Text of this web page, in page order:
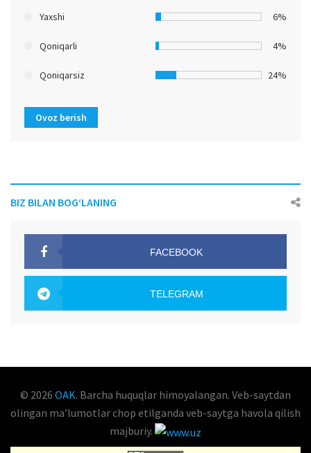
Yaxshi 6%
Qoniqarli 4%
Qoniqarsiz 24%
Ovoz berish
BIZ BILAN BOG‘LANING
FACEBOOK
TELEGRAM
© 2026 OAK. Barcha huquqlar himoyalangan. Veb-saytdan
olingan maʼlumotlar chop etilganda veb-saytga havola qilish
majburiy.